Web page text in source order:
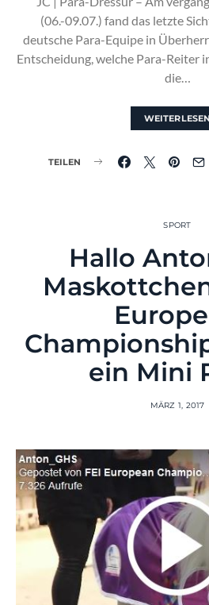
(06.-09.07.) fand das letzte
deutsche Para-Equipe in
Entscheidung, welche Para-Reiter
die…
WEITERLESEN
TEILEN
SPORT
Hallo
ein Mini
MÄRZ 1, 2017